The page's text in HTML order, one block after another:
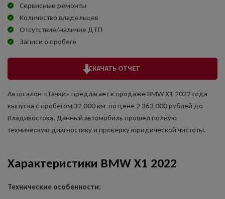
Сервисные ремонты
Количество владельцев
Отсутствие/наличие ДТП
Записи о пробеге
СКАЧАТЬ ОТЧЕТ
Автосалон «Тачки» предлагает к продаже BMW X1 2022 года
выпуска с пробегом 32 000 км по цене 2 363 000 рублей до
Владивостока. Данный автомобиль прошел полную
техническую диагностику и проверку юридической чистоты.
Характеристики BMW X1 2022
Технические особенности: